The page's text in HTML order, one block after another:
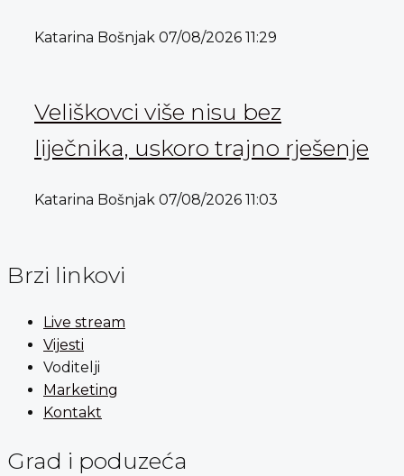
Katarina Bošnjak 07/08/2026 11:29
Veliškovci više nisu bez
liječnika, uskoro trajno rješenje
Katarina Bošnjak 07/08/2026 11:03
Brzi linkovi
Live stream
Vijesti
Voditelji
Marketing
Kontakt
Grad i poduzeća